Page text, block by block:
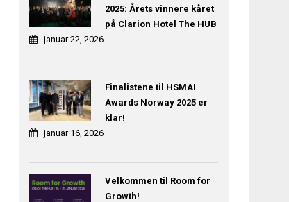
2025: Årets vinnere kåret
på Clarion Hotel The HUB
januar 22, 2026
Finalistene til HSMAI
Awards Norway 2025 er
klar!
januar 16, 2026
Velkommen til Room for
Growth!